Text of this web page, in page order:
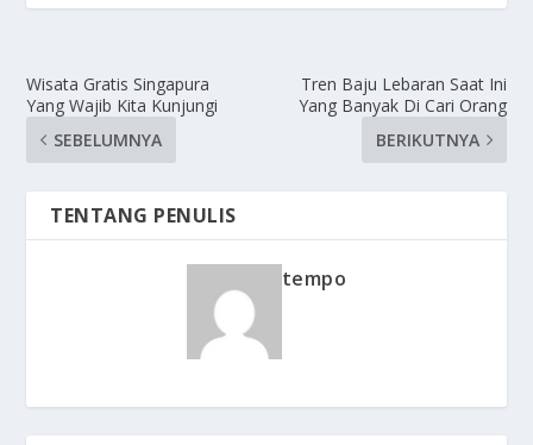
Wisata Gratis Singapura
Yang Wajib Kita Kunjungi
SEBELUMNYA
Tren Baju Lebaran Saat Ini
Yang Banyak Di Cari Orang
BERIKUTNYA
TENTANG PENULIS
tempo